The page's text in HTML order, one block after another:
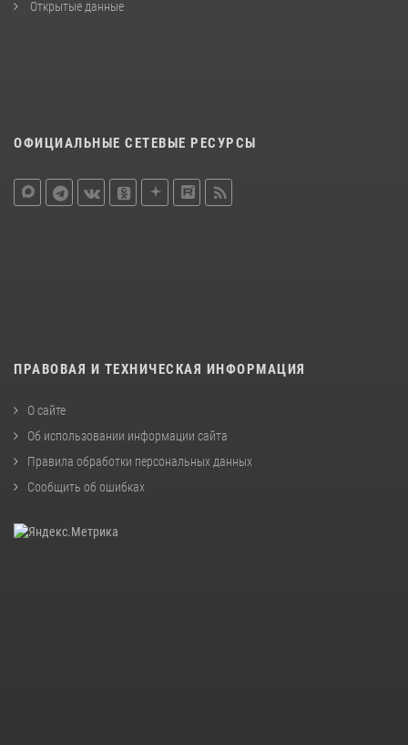
Открытые данные
ОФИЦИАЛЬНЫЕ СЕТЕВЫЕ РЕСУРСЫ
ПРАВОВАЯ И ТЕХНИЧЕСКАЯ ИНФОРМАЦИЯ
О сайте
Об использовании информации сайта
Правила обработки персональных данных
Сообщить об ошибках